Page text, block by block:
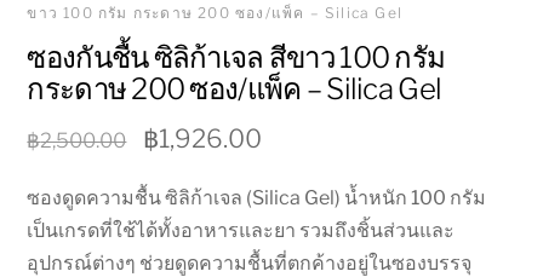
ขาว 100 กรัม กระดาษ 200 ซอง/แพ็ค – Silica Gel
ซองกันชื้น ซิลิก้าเจล สีขาว 100 กรัม
กระดาษ 200 ซอง/แพ็ค – Silica Gel
฿2,500.00
Original
was:
฿2,500.00.
฿1,926.00Current
is:
฿1,926.00.
ซองดูดความชื้น ซิลิก้าเจล (Silica Gel) น้ำหนัก 100 กรัม
เป็นเกรดที่ใช้ได้ทั้งอาหารและยา รวมถึงชิ้นส่วนและ
อุปกรณ์ต่างๆ ช่วยดูดความชื้นที่ตกค้างอยู่ในซองบรรจุ